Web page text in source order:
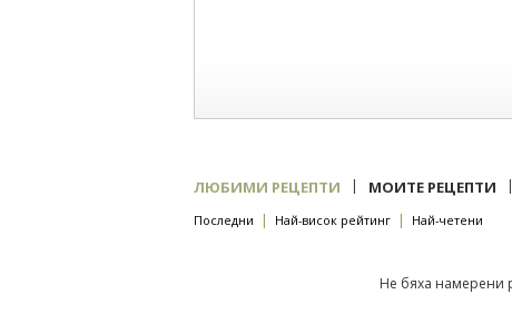
ЛЮБИМИ РЕЦЕПТИ | МОИТЕ РЕЦЕПТИ |
Последни | Най-висок рейтинг | Най-четени
Не бяха намерени